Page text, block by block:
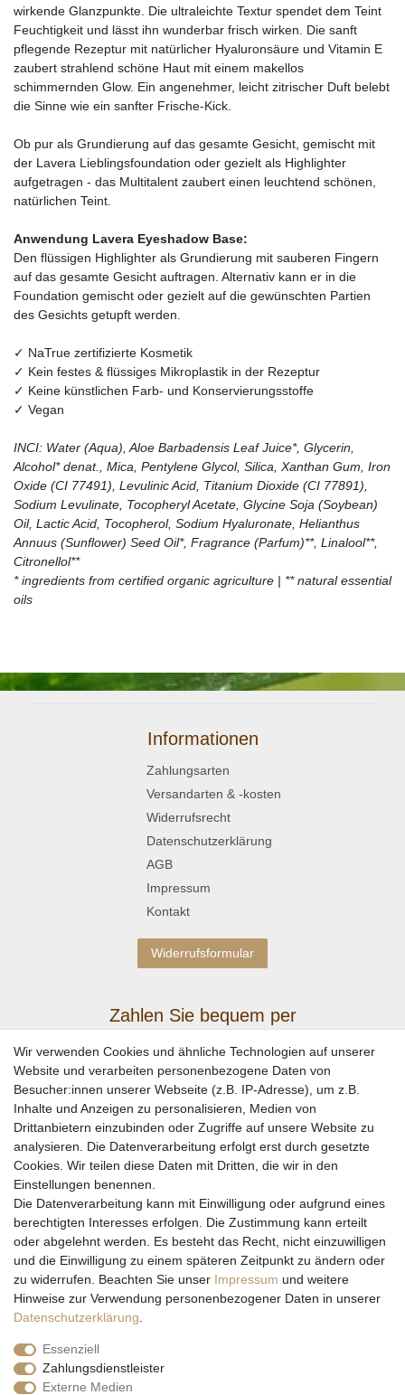
wirkende Glanzpunkte. Die ultraleichte Textur spendet dem Teint
Feuchtigkeit und lässt ihn wunderbar frisch wirken. Die sanft
pflegende Rezeptur mit natürlicher Hyaluronsäure und Vitamin E
zaubert strahlend schöne Haut mit einem makellos
schimmernden Glow. Ein angenehmer, leicht zitrischer Duft belebt
die Sinne wie ein sanfter Frische-Kick.
Ob pur als Grundierung auf das gesamte Gesicht, gemischt mit
der Lavera Lieblingsfoundation oder gezielt als Highlighter
aufgetragen - das Multitalent zaubert einen leuchtend schönen,
natürlichen Teint.
Anwendung Lavera Eyeshadow Base:
Den flüssigen Highlighter als Grundierung mit sauberen Fingern
auf das gesamte Gesicht auftragen. Alternativ kann er in die
Foundation gemischt oder gezielt auf die gewünschten Partien
des Gesichts getupft werden.
✓ NaTrue zertifizierte Kosmetik
✓ Kein festes & flüssiges Mikroplastik in der Rezeptur
✓ Keine künstlichen Farb- und Konservierungsstoffe
✓ Vegan
INCI: Water (Aqua), Aloe Barbadensis Leaf Juice*, Glycerin,
Alcohol* denat., Mica, Pentylene Glycol, Silica, Xanthan Gum, Iron
Oxide (CI 77491), Levulinic Acid, Titanium Dioxide (CI 77891),
Sodium Levulinate, Tocopheryl Acetate, Glycine Soja (Soybean)
Oil, Lactic Acid, Tocopherol, Sodium Hyaluronate, Helianthus
Annuus (Sunflower) Seed Oil*, Fragrance (Parfum)**, Linalool**,
Citronellol**
* ingredients from certified organic agriculture | ** natural essential
oils
Informationen
Zahlungsarten
Versandarten & -kosten
Widerrufsrecht
Datenschutzerklärung
AGB
Impressum
Kontakt
Widerrufsformular
Zahlen Sie bequem per
Wir versenden mit
Wir verwenden Cookies und ähnliche Technologien auf unserer
Website und verarbeiten personenbezogene Daten von
Besucher:innen unserer Webseite (z.B. IP-Adresse), um z.B.
Inhalte und Anzeigen zu personalisieren, Medien von
Drittanbietern einzubinden oder Zugriffe auf unsere Website zu
analysieren. Die Datenverarbeitung erfolgt erst durch gesetzte
Cookies. Wir teilen diese Daten mit Dritten, die wir in den
Einstellungen benennen.
Die Datenverarbeitung kann mit Einwilligung oder aufgrund eines
berechtigten Interesses erfolgen. Die Zustimmung kann erteilt
oder abgelehnt werden. Es besteht das Recht, nicht einzuwilligen
und die Einwilligung zu einem späteren Zeitpunkt zu ändern oder
zu widerrufen. Beachten Sie unser Impressum und weitere
Hinweise zur Verwendung personenbezogener Daten in unserer
Daten­schutz­erklärung
Essenziell
Zahlungsdienstleister
Externe Medien